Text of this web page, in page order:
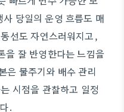
당일의 운영 흐름도 매
선도 자연스러워지고,
을 잘 반영한다는 느낌을
은 물주기와 배수 관리
시점을 관찰하고 일정
.